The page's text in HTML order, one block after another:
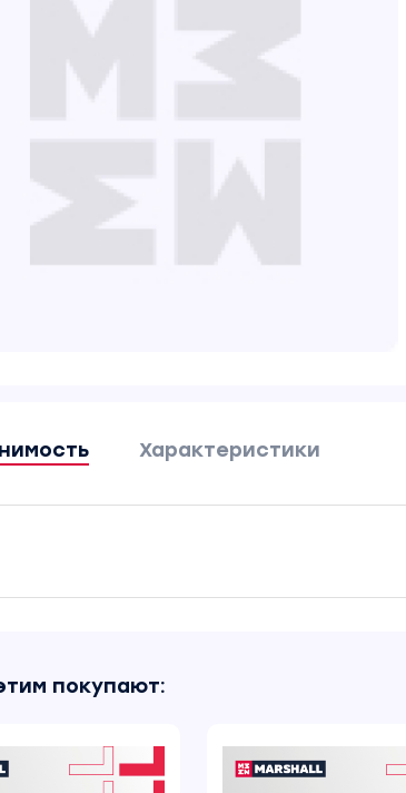
Характеристики
покупают: